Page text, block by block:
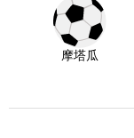
摩塔瓜